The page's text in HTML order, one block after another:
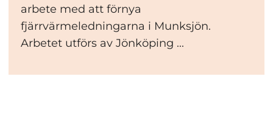
arbete med att förnya
fjärrvärmeledningarna i Munksjön.
Arbetet utförs av Jönköping ...